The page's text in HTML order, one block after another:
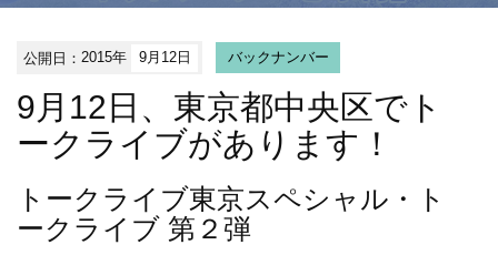
公開日：2015年 9月12日 バックナンバー
9月12日、東京都中央区でト
ークライブがあります！
トークライブ東京スペシャル・ト
ークライブ 第２弾